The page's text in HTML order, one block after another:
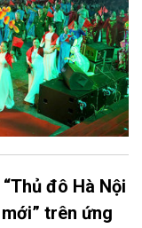
đô Hà Nội
trên ứng